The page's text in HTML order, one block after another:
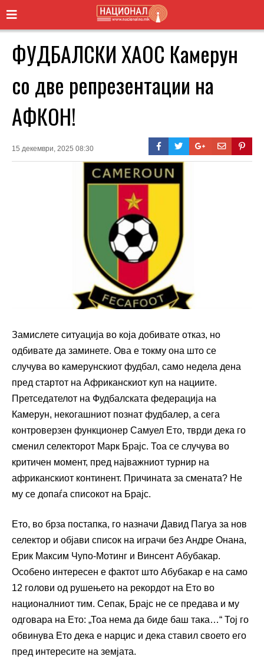
ФУДБАЛСКИ ХАОС Камерун
со две репрезентации на
АФКОН!
15 декември, 2025 08:30
Замислете ситуација во која добивате отказ, но
одбивате да заминете. Ова е токму она што се
случува во камерунскиот фудбал, само недела дена
пред стартот на Африканскиот куп на нациите.
Претседателот на Фудбалската федерација на
Камерун, некогашниот познат фудбалер, а сега
контроверзен функционер Самуел Ето, тврди дека го
сменил селекторот Марк Брајс. Тоа се случува во
критичен момент, пред најважниот турнир на
африканскиот континент. Причината за смената? Не
му се допаѓа списокот на Брајс.
Ето, во брза постапка, го назначи Давид Пагуа за нов
селектор и објави список на играчи без Андре Онана,
Ерик Максим Чупо-Мотинг и Винсент Абубакар.
Особено интересен е фактот што Абубакар е на само
12 голови од рушењето на рекордот на Ето во
националниот тим. Сепак, Брајс не се предава и му
одговара на Ето: „Тоа нема да биде баш така…“ Тој го
обвинува Ето дека е нарцис и дека ставил своето его
пред интересите на земјата.